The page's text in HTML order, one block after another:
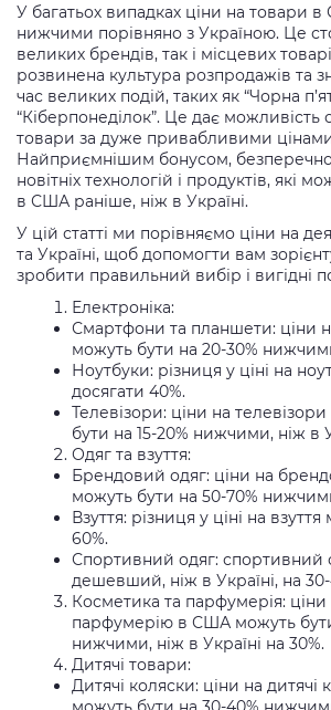
У багатьох випадках ціни на товари
нижчими порівняно з Україною. Це
великих брендів, так і місцевих
розвинена культура розпродажів та
час великих подій, таких як “Чорна
“Кіберпонеділок”. Це дає можливість
товари за дуже привабливими
Найприємнішим бонусом,
новітніх технологій і продуктів, які
в США раніше, ніж в Україні.
У цій статті ми порівняємо ціни на
та Україні, щоб допомогти вам
зробити правильний вибір і вигідні
Електроніка:
Смартфони та планшети: ціни
можуть бути на 20-30%
Ноутбуки: різниця у ціні на
досягати 40%.
Телевізори: ціни на
бути на 15-20% нижчими, ніж в
Одяг та взуття:
Брендовий одяг: ціни на
можуть бути на 50-70%
Взуття: різниця у ціні на
60%.
Спортивний одяг: спортивний
дешевший, ніж в Україні, на 30-
Косметика та парфумерія:
парфумерію в США можуть
нижчими, ніж в Україні на 30%.
Дитячі товари:
Дитячі коляски: ціни на